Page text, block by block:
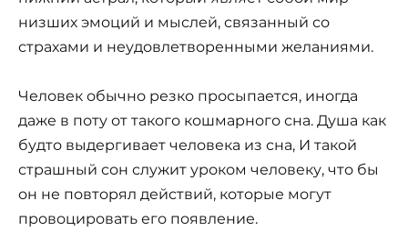
низших эмоций и мыслей, связанный со
страхами и неудовлетворенными желаниями.
Человек обычно резко просыпается, иногда
даже в поту от такого кошмарного сна. Душа как
будто выдергивает человека из сна, И такой
страшный сон служит уроком человеку, что бы
он не повторял действий, которые могут
провоцировать его появление.